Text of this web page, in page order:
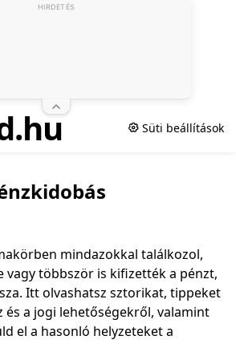
Süti beállítások
mindazokkal találkozol,
vagy többször is kifizették a pénzt,
Itt olvashatsz sztorikat, tippeket
és a jogi lehetőségekről, valamint
el a hasonló helyzeteket a
HIRDETÉS